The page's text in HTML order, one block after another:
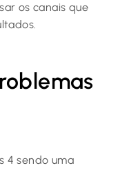
os canais que
4 sendo uma